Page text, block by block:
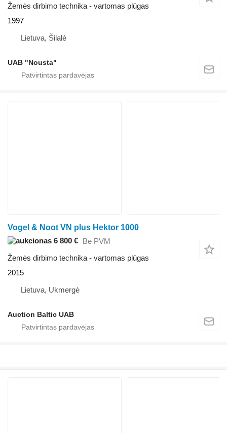
Žemės dirbimo technika - vartomas plūgas
1997
Lietuva, Šilalė
UAB "Nousta"
Vogel & Noot VN plus Hektor 1000
6 800 € Be PVM
Žemės dirbimo technika - vartomas plūgas
2015
Lietuva, Ukmergė
Auction Baltic UAB